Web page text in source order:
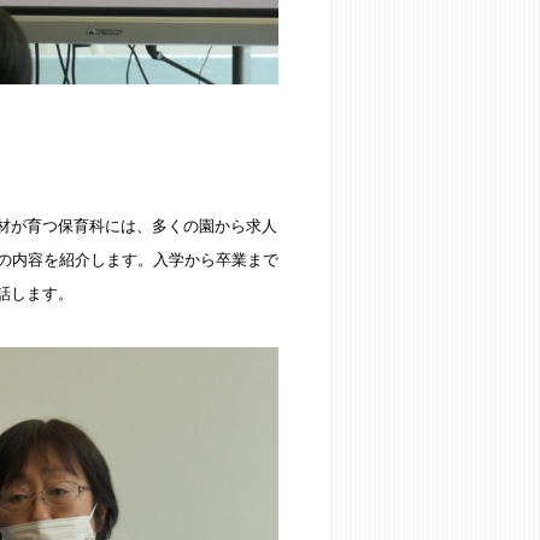
が育つ保育科には、多くの園から求人
内容を紹介します。入学から卒業まで
ます。